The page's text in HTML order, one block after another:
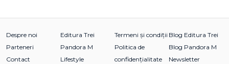
Despre noi
Parteneri
Contact
Editura Trei
Pandora M
Lifestyle
Termeni și condiții
Politica de
confidențialitate
Blog Editura Trei
Blog Pandora M
Newsletter